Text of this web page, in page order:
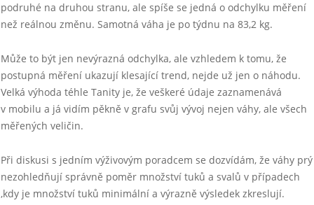
podruhé na druhou stranu, ale spíše se jedná o odchylku měření
než reálnou změnu. Samotná váha je po týdnu na 83,2 kg.
Může to být jen nevýrazná odchylka, ale vzhledem k tomu, že
postupná měření ukazují klesající trend, nejde už jen o náhodu.
Velká výhoda téhle Tanity je, že veškeré údaje zaznamenává
v mobilu a já vidím pěkně v grafu svůj vývoj nejen váhy, ale všech
měřených veličin.
Při diskusi s jedním výživovým poradcem se dozvídám, že váhy prý
nezohledňují správně poměr množství tuků a svalů v případech
,kdy je množství tuků minimální a výrazně výsledek zkreslují.